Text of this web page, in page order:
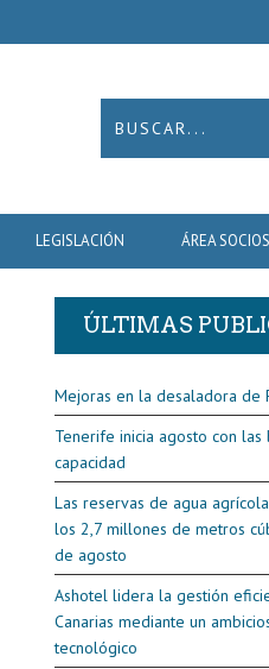
LEGISLACIÓN ÁREA SOCIOS
ÚLTIMAS
Mejoras en la desaladora de
Tenerife inicia agosto con las
capacidad
Las reservas de agua
los 2,7 millones de metros
de agosto
Ashotel lidera la gestión
Canarias mediante un
tecnológico